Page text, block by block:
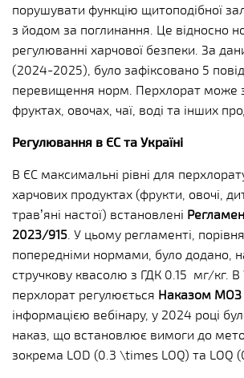
порушувати функцію щитоподібної
з йодом за поглинання. Це відносно
регулюванні харчової безпеки. За
(2024-2025), було зафіксовано 5
перевищення норм. Перхлорат може
фруктах, овочах, чаї, воді та інших
Регулювання в ЄС та Україні
В ЄС максимальні рівні для
харчових продуктах (фрукти, овочі,
трав’яні настої) встановлені
2023/915 . У цьому регламенті,
попередніми нормами, було додано,
стручкову квасолю з ГДК 0.15 мг/кг. В
перхлорат регулюється Наказом
інформацією вебінару, у 2024 році
наказ, що встановлює вимоги до
зокрема LOD (0.3 \times LOQ) та LOQ